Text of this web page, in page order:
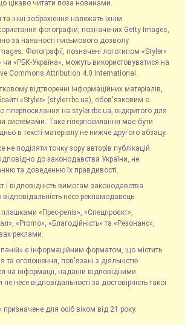
цікаво читати поза новинами.
та інші зображення належать їхнім
фотографій, позначених Getty Images,
за наявності письмового дозволу
Фотографії, позначені логотипом «Styler»
чи «РБК-Україна», можуть використовуватися на
Commons Attribution 4.0 International.
відтворенні інформаційних матеріалів,
«Styler» (styler.rbc.ua), обов'язковим є
гіперпосилання на styler.rbc.ua, відкритого для
системами. Таке гіперпосилання має бути
в тексті матеріалу не нижче другого абзацу.
поділяти точку зору авторів публікацій.
до законодавства України, не
та доведенню їх правдивості.
і відповідність вимогам законодавства
несе рекламодавець.
«Прес-реліз», «Спецпроєкт»,
«Promo», «Благодійність» та «Резонанс»,
реклами.
є інформаційним форматом, що містить
та оголошення, пов'язані з діяльністю
на інформації, наданій відповідними
несе відповідальності за достовірність такої
для осіб віком від 21 року.